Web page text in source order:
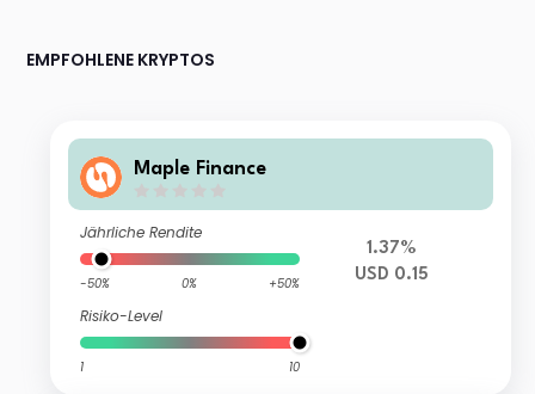
EMPFOHLENE KRYPTOS
Maple Finance
Jährliche Rendite
-50% 0% +50%
Risiko-Level
1 10
1.37%
USD 0.15